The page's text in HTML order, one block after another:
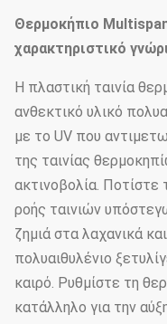
αψίδων
Κύριος
στυλοβάτης
Πάχος
σωλήνων
χάλυβα
Θερμοκήπιο
χαρακτηριστικό
Η πλαστική ταινία
ανθεκτικό υλικό
με το UV που
της ταινίας
ακτινοβολία. Ποτίστε
ροής ταινιών
ζημιά στα λαχανικά
πολυαιθυλένιο
καιρό. Ρυθμίστε τη
κατάλληλο για την